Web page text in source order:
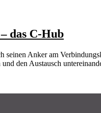
das C-Hub
Anker am
den Austausch